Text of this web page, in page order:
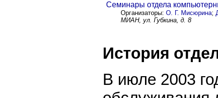
Семинары отдела
Организаторы: О. Г. Мисюрина;
МИАН, ул. Губкина, д. 8
История
В июле 2003